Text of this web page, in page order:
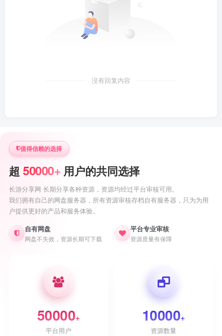
没有回复内容
值得信赖的选择
超50000+ 用户的共同选择
长游分享网 长期分享各种资源，资源均经过平台审核可用。
我们拥有自己的网盘服务器，所有资源审核存档自有服务器，只为为用
户提供更好的产品和服务体验。
自有网盘
网盘不失效，资源长期可下载
平台专业审核
资源质量有保障
50000+
平台用户
10000+
资源数量